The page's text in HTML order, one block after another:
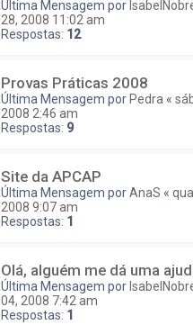
Última Mensagem por
28, 2008 11:02 am
Respostas: 12
Provas Práticas 2008
Última Mensagem por Pedra «
2008 2:46 am
Respostas: 9
Site da APCAP
Última Mensagem porAnaS «
2008 9:07 am
Respostas: 1
Olá, alguém me dá uma
Última Mensagem por
04, 2008 7:42 am
Respostas: 1